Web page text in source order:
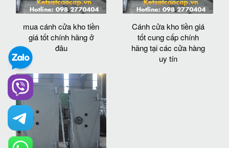
mua cánh cửa kho tiền
giá tốt chính hãng ở
đâu
Cánh cửa kho tiền giá
tốt cung cấp chính
hãng tại các cửa hàng
uy tín